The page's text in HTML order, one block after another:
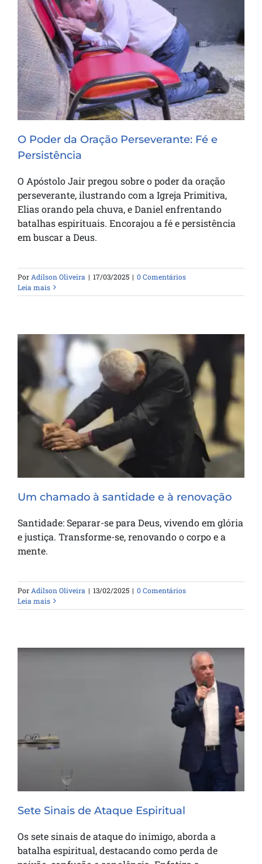
O Poder da Oração Perseverante: Fé e
Persistência
O Poder da Oração Perseverante: Fé e
Persistência
O Apóstolo Jair pregou sobre o poder da oração
perseverante, ilustrando com a Igreja Primitiva,
Elias orando pela chuva, e Daniel enfrentando
batalhas espirituais. Encorajou a fé e persistência
em buscar a Deus.
Por Adilson Oliveira | 17/03/2025 | 0 Comentários
Leia mais
Um chamado à santidade e à renovação
Um chamado à santidade e à renovação
Santidade: Separar-se para Deus, vivendo em glória
e justiça. Transforme-se, renovando o corpo e a
mente.
Por Adilson Oliveira | 13/02/2025 | 0 Comentários
Leia mais
Sete Sinais de Ataque Espiritual
Sete Sinais de Ataque Espiritual
Os sete sinais de ataque do inimigo, aborda a
batalha espiritual, destacando como perda de